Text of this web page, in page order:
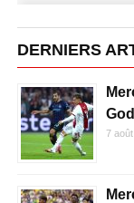
DERNIERS
7